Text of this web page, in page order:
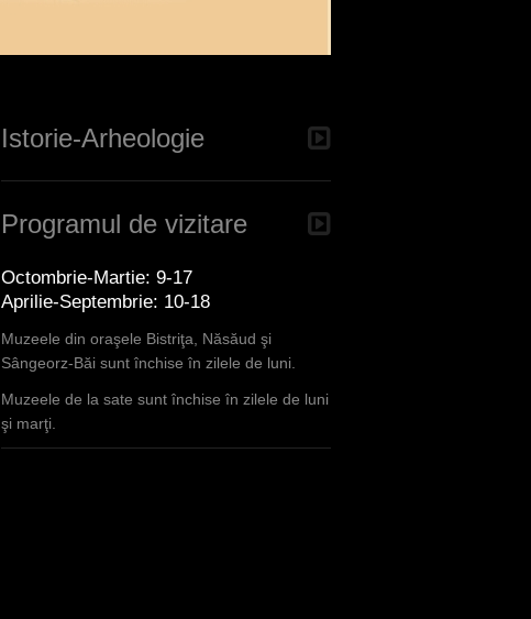
Istorie-Arheologie
Programul de vizitare
Octombrie-Martie: 9-17
Aprilie-Septembrie: 10-18
Muzeele din oraşele Bistriţa, Năsăud şi
Sângeorz-Băi sunt închise în zilele de luni.
Muzeele de la sate sunt închise în zilele de luni
şi marţi.